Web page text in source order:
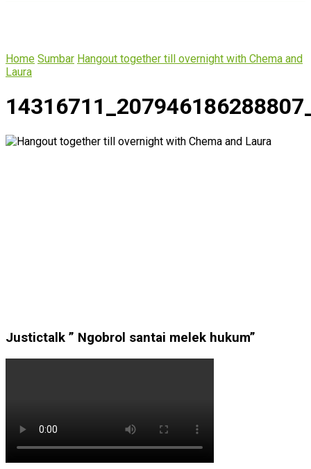
Home Sumbar Hangout together till overnight with Chema and
Laura
Justictalk ” Ngobrol santai melek hukum”